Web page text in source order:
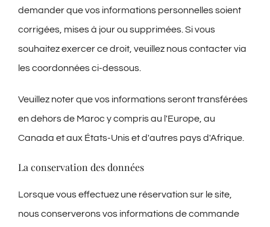
demander que vos informations personnelles soient
corrigées, mises à jour ou supprimées. Si vous
souhaitez exercer ce droit, veuillez nous contacter via
les coordonnées ci-dessous.
Veuillez noter que vos informations seront transférées
en dehors de Maroc y compris au l'Europe, au
Canada et aux États-Unis et d'autres pays d'Afrique.
La conservation des données
Lorsque vous effectuez une réservation sur le site,
nous conserverons vos informations de commande